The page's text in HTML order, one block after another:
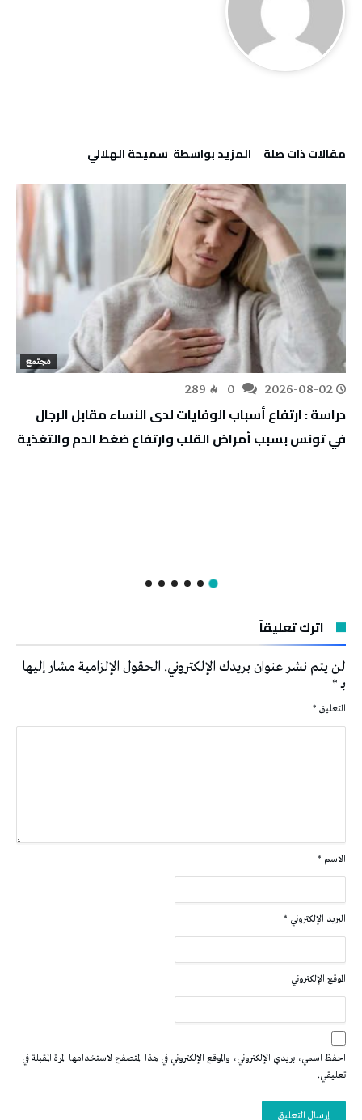
‫مقالات ذات صلة‬ ‫‫المزيد بواسطة‬ ‬ سميحة الهلالي
مجتمع
2026-08-02
289
دراسة : ارتفاع أسباب الوفايات لدى النساء مقابل الرجال
في تونس بسبب أمراض القلب وارتفاع ضغط الدم والتغذية
اترك تعليقاً
لن يتم نشر عنوان بريدك الإلكتروني. الحقول الإلزامية مشار إليها
بـ*
التعليق *
الاسم *
البريد الإلكتروني *
الموقع الإلكتروني
احفظ اسمي، بريدي الإلكتروني، والموقع الإلكتروني في هذا المتصفح لاستخدامها المرة المقبلة في
تعليقي.